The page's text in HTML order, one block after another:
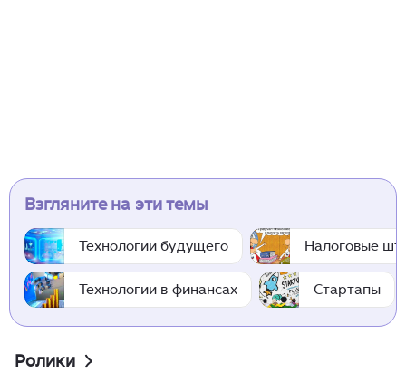
Взгляните на эти темы
Технологии будущего Налоговые
Технологии в финансах Стартапы
Ролики